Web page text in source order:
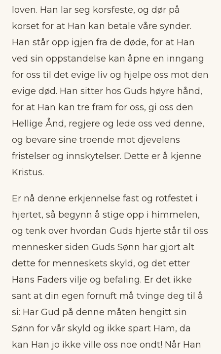
loven. Han lar seg korsfeste, og dør på
korset for at Han kan betale våre synder.
Han står opp igjen fra de døde, for at Han
ved sin oppstandelse kan åpne en inngang
for oss til det evige liv og hjelpe oss mot den
evige død. Han sitter hos Guds høyre hånd,
for at Han kan tre fram for oss, gi oss den
Hellige Ånd, regjere og lede oss ved denne,
og bevare sine troende mot djevelens
fristelser og innskytelser. Dette er å kjenne
Kristus.
Er nå denne erkjennelse fast og rotfestet i
hjertet, så begynn å stige opp i himmelen,
og tenk over hvordan Guds hjerte står til oss
mennesker siden Guds Sønn har gjort alt
dette for menneskets skyld, og det etter
Hans Faders vilje og befaling. Er det ikke
sant at din egen fornuft må tvinge deg til å
si: Har Gud på denne måten hengitt sin
Sønn for vår skyld og ikke spart Ham, da
kan Han jo ikke ville oss noe ondt! Når Han